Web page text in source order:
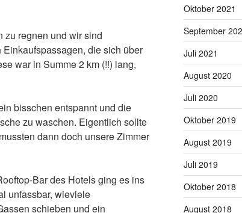
zu regnen und wir sind
die sich über
war in Summe 2 km (!!) lang,
bisschen entspannt und die
zu waschen. Eigentlich sollte
dann doch unsere Zimmer
Bar des Hotels ging es ins
unfassbar, wieviele
schieben und ein
Oktober 2021
September
Juli 2021
August 2020
Juli 2020
Oktober 2019
August 2019
Juli 2019
Oktober 2018
August 2018